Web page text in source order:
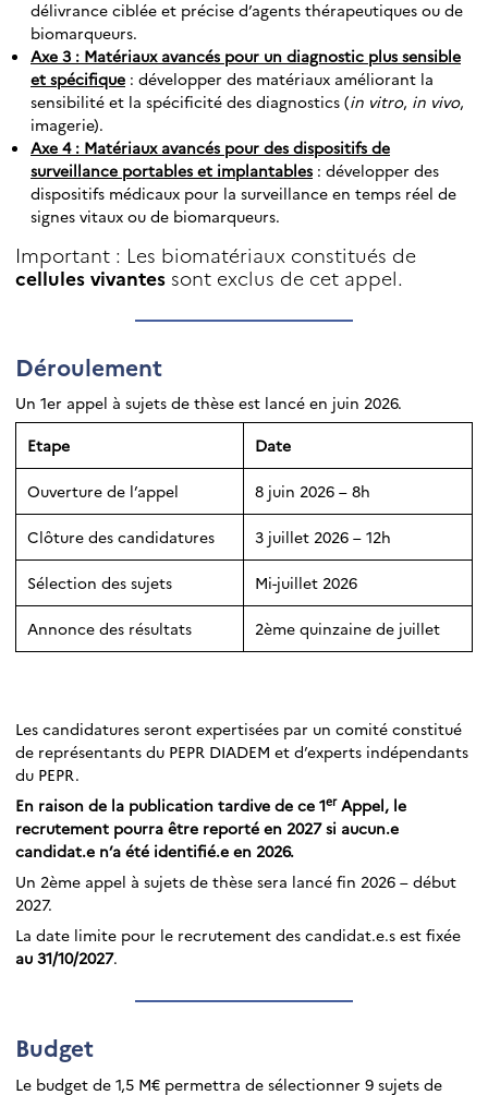
délivrance ciblée et précise d’agents thérapeutiques ou de
biomarqueurs.
Axe 3 : Matériaux avancés pour un diagnostic plus sensible
et spécifique : développer des matériaux améliorant la
sensibilité et la spécificité des diagnostics (in vitro, in vivo,
imagerie).
Axe 4 : Matériaux avancés pour des dispositifs de
surveillance portables et implantables : développer des
dispositifs médicaux pour la surveillance en temps réel de
signes vitaux ou de biomarqueurs.
Important : Les biomatériaux constitués de
cellules vivantes sont exclus de cet appel.
Déroulement
Un 1er appel à sujets de thèse est lancé en juin 2026.
Etape
Date
Ouverture de l’appel 8 juin 2026 – 8h
Clôture des candidatures 3 juillet 2026 – 12h
Sélection des sujets Mi-juillet 2026
Annonce des résultats 2ème quinzaine de juillet
Les candidatures seront expertisées par un comité constitué
de représentants du PEPR DIADEM et d’experts indépendants
du PEPR.
En raison de la publication tardive de ce 1erAppel, le
recrutement pourra être reporté en 2027 si aucun.e
candidat.e n’a été identifié.e en 2026.
Un 2ème appel à sujets de thèse sera lancé fin 2026 – début
2027.
La date limite pour le recrutement des candidat.e.s est fixée
au 31/10/2027.
Budget
Le budget de 1,5 M€ permettra de sélectionner 9 sujets de